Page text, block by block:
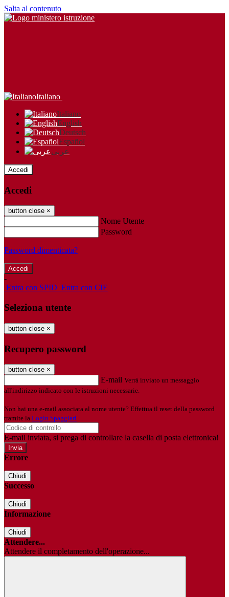
Salta al contenuto
Italiano
Italiano
English
Deutsch
Español
عربى
Accedi
Accedi
button close ×
Nome Utente
Password
Password dimenticata?
-
Entra con SPID Entra con CIE
Seleziona utente
button close ×
Recupero password
button close ×
E-mail Verrà inviato un messaggio
all'indirizzo indicato con le istruzioni necessarie.
Non hai una e-mail associata al nome utente? Effettua il reset della password
tramite la Login Spaggiari
E-mail inviata, si prega di controllare la casella di posta elettronica!
Errore
Chiudi
Successo
Chiudi
Informazione
Chiudi
Attendere...
Attendere il completamento dell'operazione...